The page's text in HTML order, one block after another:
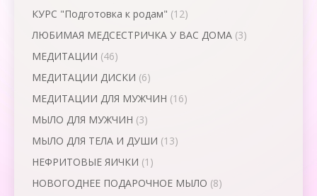
КУРС "Подготовка к родам" (12)
ЛЮБИМАЯ МЕДСЕСТРИЧКА У ВАС ДОМА (3)
МЕДИТАЦИИ (46)
МЕДИТАЦИИ ДИСКИ (6)
МЕДИТАЦИИ ДЛЯ МУЖЧИН (16)
МЫЛО ДЛЯ МУЖЧИН (3)
МЫЛО ДЛЯ ТЕЛА И ДУШИ (13)
НЕФРИТОВЫЕ ЯИЧКИ (1)
НОВОГОДНЕЕ ПОДАРОЧНОЕ МЫЛО (8)